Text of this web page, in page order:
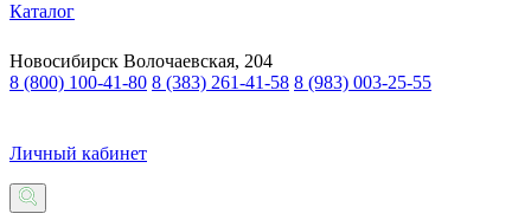
Каталог
Новосибирск Волочаевская, 204
8 (800) 100-41-80 8 (383) 261-41-58 8 (983) 003-25-55
Личный кабинет